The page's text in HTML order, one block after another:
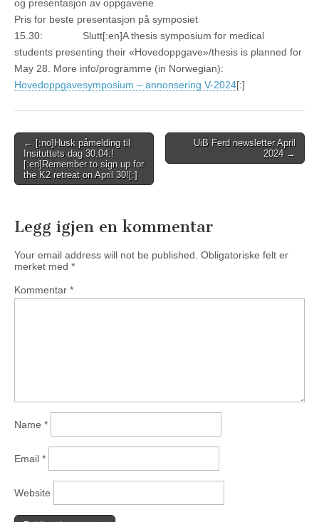
og presentasjon av oppgavene
Pris for beste presentasjon på symposiet
15.30: Slutt[:en]A thesis symposium for medical
students presenting their «Hovedoppgave»/thesis is planned for
May 28. More info/programme (in Norwegian):
Hovedoppgavesymposium – annonsering V-2024[:]
Post
navigation
← [:no]Husk påmelding til
Insituttets dag 30.04.!
[:en]Remember to sign up for
the K2 retreat on April 30![:]
UiB Ferd newsletter April
2024 →
Legg igjen en kommentar
Your email address will not be published. Obligatoriske felt er
merket med *
Kommentar *
Name *
Email *
Website